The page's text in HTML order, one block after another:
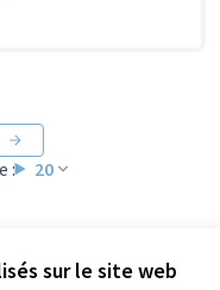
sur le site web
: 20